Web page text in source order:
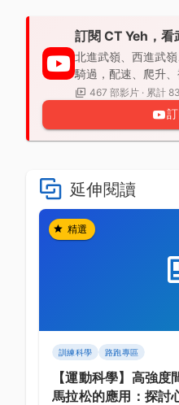
訂閱 CT Yeh，
北進武嶺、西進武
騎過，配速、爬升、
467 部影片 · 累計
延伸閱讀
精選
訓練科學 路跑專區
【運動科學】高強
馬拉松的應用：探討